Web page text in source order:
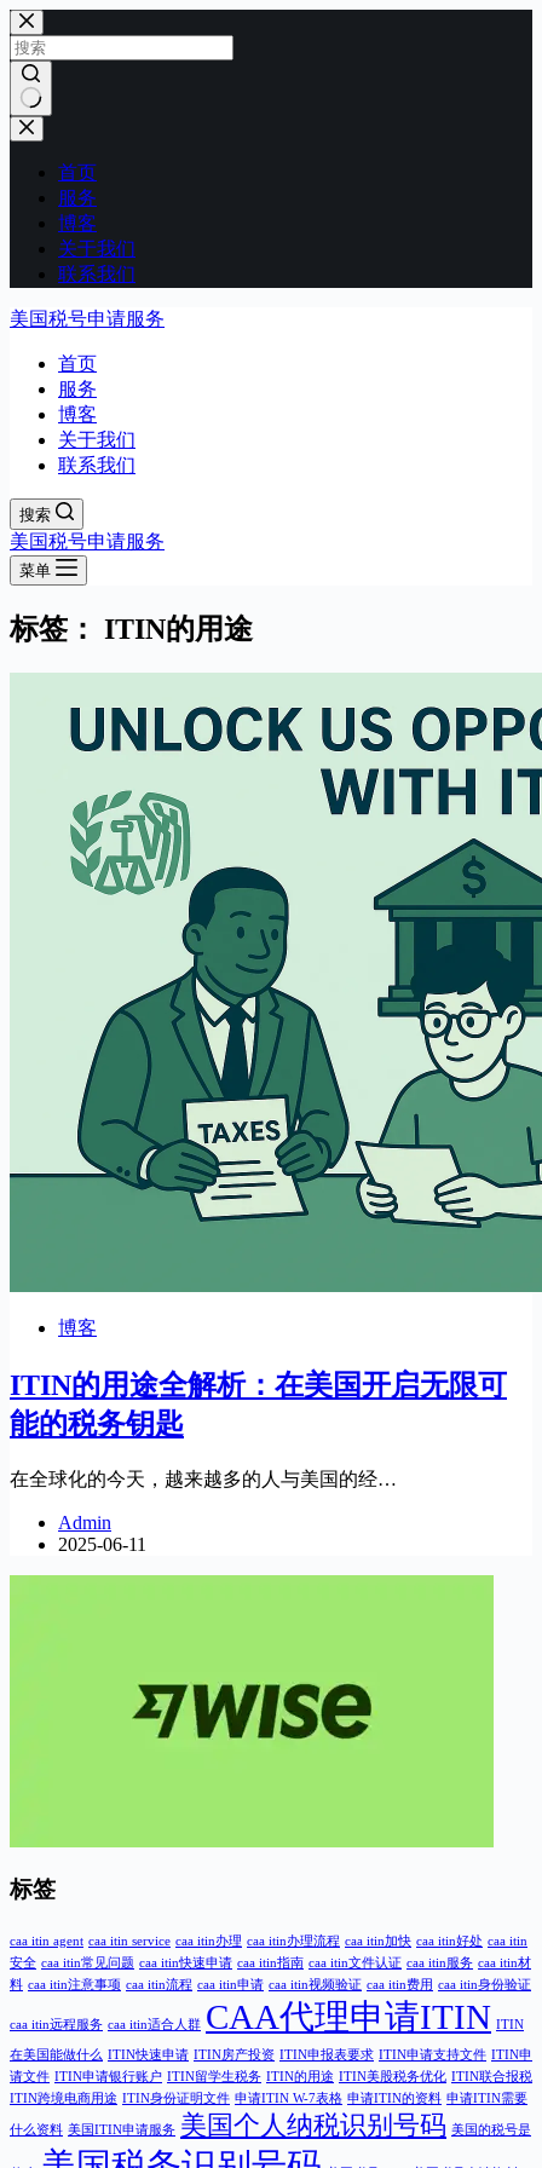
跳
过
内
容
无
首页
服务
博客
关于我们
联系我们
美国税号申请服务
首页
服务
博客
关于我们
联系我们
搜索
美国税号申请服务
菜单
标签： ITIN的用途
博客
ITIN的用途全解析：在美国开启无限可
能的税务钥匙
在全球化的今天，越来越多的人与美国的经…
Admin
2025-06-11
标签
caa itin agent caa itin service caa itin办理 caa itin办理流程 caa itin加快 caa itin好处 caa itin
安全 caa itin常见问题 caa itin快速申请 caa itin指南 caa itin文件认证 caa itin服务 caa itin材
料 caa itin注意事项 caa itin流程 caa itin申请 caa itin视频验证 caa itin费用 caa itin身份验证
caa itin远程服务 caa itin适合人群 CAA代理申请ITIN ITIN
在美国能做什么 ITIN快速申请 ITIN房产投资 ITIN申报表要求 ITIN申请支持文件 ITIN申
请文件 ITIN申请银行账户 ITIN留学生税务 ITIN的用途 ITIN美股税务优化 ITIN联合报税
ITIN跨境电商用途 ITIN身份证明文件 申请ITIN W-7表格 申请ITIN的资料 申请ITIN需要
什么资料 美国ITIN申请服务 美国个人纳税识别号码 美国的税号是